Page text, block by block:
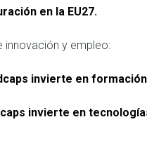
en la EU27.
innovación y empleo:
invierte en
invierte en